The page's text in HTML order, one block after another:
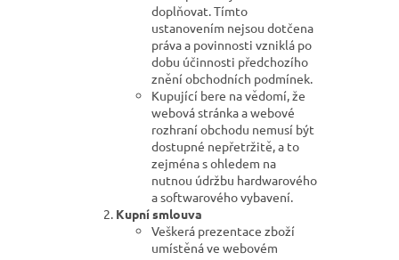
doplňovat. Tímto
ustanovením nejsou dotčena
práva a povinnosti vzniklá po
dobu účinnosti předchozího
znění obchodních podmínek.
Kupující bere na vědomí, že
webová stránka a webové
rozhraní obchodu nemusí být
dostupné nepřetržitě, a to
zejména s ohledem na
nutnou údržbu hardwarového
a softwarového vybavení.
Kupní smlouva
Veškerá prezentace zboží
umístěná ve webovém